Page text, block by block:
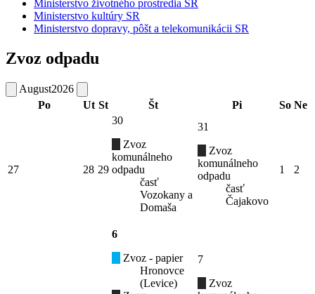
Ministerstvo životného prostredia SR
Ministerstvo kultúry SR
Ministerstvo dopravy, pôšt a telekomunikácii SR
Zvoz odpadu
August2026
Po
Ut St Št Pi So Ne
27 28 29
30
Zvoz
komunálneho
odpadu
časť
Vozokany a
Domaša
31
Zvoz
komunálneho
odpadu
časť
Čajakovo
1 2
6
Zvoz - papier
Hronovce
(Levice)
7
Zvoz